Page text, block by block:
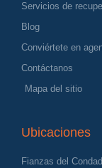
Servicios de
Blog
Conviértete en
Contáctanos
Mapa del sitio
Ubicaciones
Fianzas del